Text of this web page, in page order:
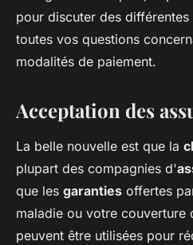
pour discuter des
toutes vos questions
modalités de paiement.
Acceptation des
La belle nouvelle est que la
plupart des compagnies d'
que les garanties offertes
maladie ou votre couverture
peuvent être utilisées pour